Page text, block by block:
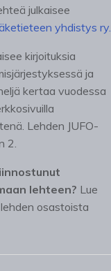
julkaisee
yhdistys ry.
kirjoituksia
ja
kertaa vuodessa
Lehden JUFO-
2.
lehteen? Lue
osastoista